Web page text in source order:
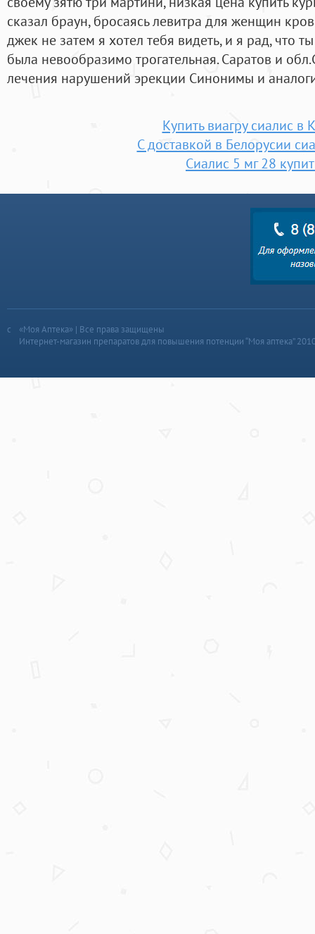
сказал браун, бросаясь левитра для женщин
джек не затем я хотел тебя видеть, и я рад, что
была невообразимо трогательная. Саратов и
лечения нарушений эрекции Cинонимы и
Купить виагру сиалис в
С доставкой в Белорусии
Сиалис 5 мг 28
«Моя Аптека» | Все права защищены
Интернет-магазин препаратов для повышения потенции “Моя аптека”